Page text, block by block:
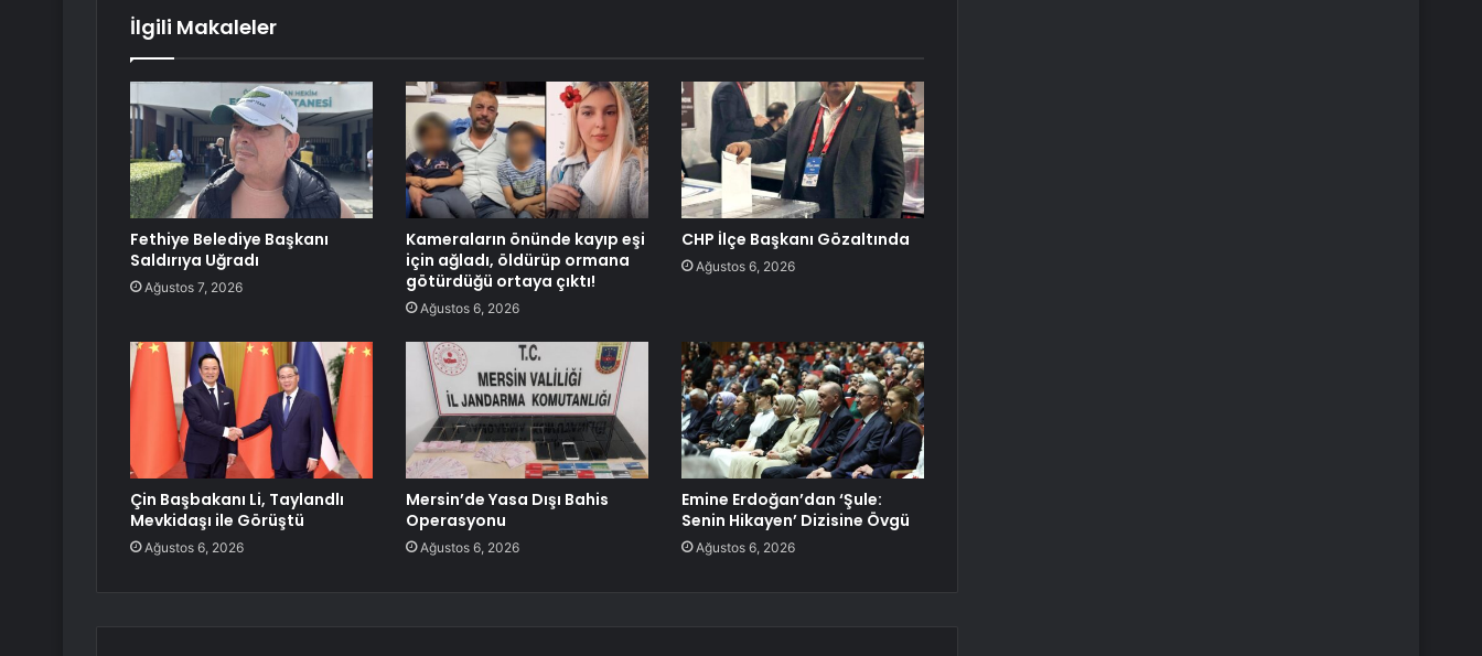
İlgili Makaleler
Fethiye Belediye Başkanı
Saldırıya Uğradı
Ağustos 7, 2026
Kameraların önünde kayıp eşi
için ağladı, öldürüp ormana
götürdüğü ortaya çıktı!
Ağustos 6, 2026
CHP İlçe Başkanı Gözaltında
Ağustos 6, 2026
Çin Başbakanı Li, Taylandlı
Mevkidaşı ile Görüştü
Ağustos 6, 2026
Mersin’de Yasa Dışı Bahis
Operasyonu
Ağustos 6, 2026
Emine Erdoğan’dan ‘Şule:
Senin Hikayen’ Dizisine Övgü
Ağustos 6, 2026